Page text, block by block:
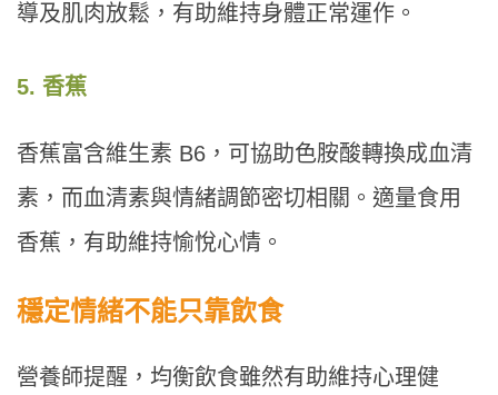
導及肌肉放鬆，有助維持身體正常運作。
5. 香蕉
香蕉富含維生素 B6，可協助色胺酸轉換成血清
素，而血清素與情緒調節密切相關。適量食用
香蕉，有助維持愉悅心情。
穩定情緒不能只靠飲食
營養師提醒，均衡飲食雖然有助維持心理健